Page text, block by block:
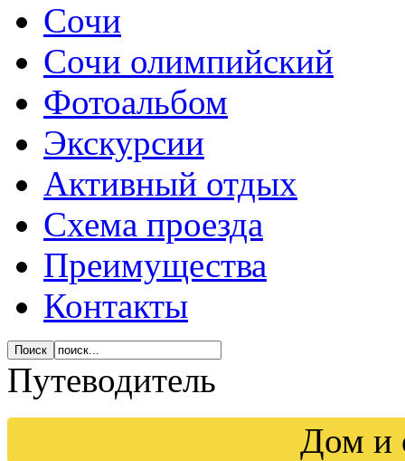
Сочи
Сочи олимпийский
Фотоальбом
Экскурсии
Активный отдых
Схема проезда
Преимущества
Контакты
Путеводитель
Дом и